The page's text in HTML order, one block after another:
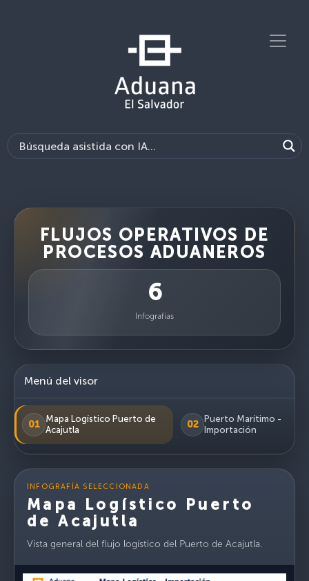
FLUJOS OPERATIVOS DE
PROCESOS ADUANEROS
6
Infografías
Menú del visor
01
Mapa Logístico Puerto de
Acajutla
02
Puerto Marítimo -
Importación
INFOGRAFÍA SELECCIONADA
Mapa Logístico Puerto
de Acajutla
Vista general del flujo logístico del Puerto de Acajutla.